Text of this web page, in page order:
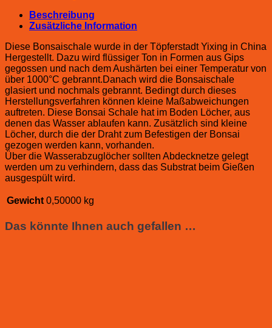
Beschreibung
Zusätzliche Information
Diese Bonsaischale wurde in der Töpferstadt Yixing in China
Hergestellt. Dazu wird flüssiger Ton in Formen aus Gips
gegossen und nach dem Aushärten bei einer Temperatur von
über 1000°C gebrannt.Danach wird die Bonsaischale
glasiert und nochmals gebrannt. Bedingt durch dieses
Herstellungsverfahren können kleine Maßabweichungen
auftreten. Diese Bonsai Schale hat im Boden Löcher, aus
denen das Wasser ablaufen kann. Zusätzlich sind kleine
Löcher, durch die der Draht zum Befestigen der Bonsai
gezogen werden kann, vorhanden.
Über die Wasserabzuglöcher sollten Abdecknetze gelegt
werden um zu verhindern, dass das Substrat beim Gießen
ausgespült wird.
Gewicht 0,50000 kg
Das könnte Ihnen auch gefallen …